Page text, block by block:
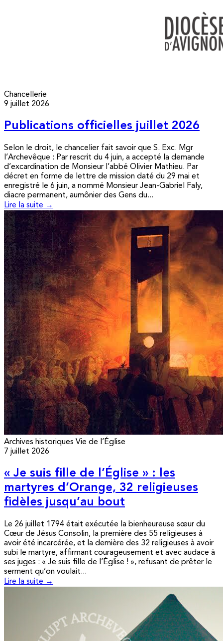
Chancellerie
9 juillet 2026
Publications officielles juillet 2026
Selon le droit, le chancelier fait savoir que S. Exc. Mgr
l’Archevêque : Par rescrit du 4 juin, a accepté la demande
d’excardination de Monsieur l’abbé Olivier Mathieu. Par
décret en forme de lettre de mission daté du 29 mai et
enregistré le 6 juin, a nommé Monsieur Jean-Gabriel Faly,
diacre permanent, aumônier des Gens du...
Lire la suite →
Archives historiques Vie de l’Église
7 juillet 2026
« Je suis fille de l’Église » : les
martyres d’Orange, 32 religieuses
fidèles jusqu’au bout
Le 26 juillet 1794 était exécutée la bienheureuse sœur du
Cœur de Jésus Consolin, la première des 55 religieuses à
avoir été incarcérée, et la dernière des 32 religieuses à avoir
subi le martyre, affirmant courageusement et avec audace à
ses juges : « Je suis fille de l’Église ! », refusant de prêter le
serment qu’on voulait...
Lire la suite →